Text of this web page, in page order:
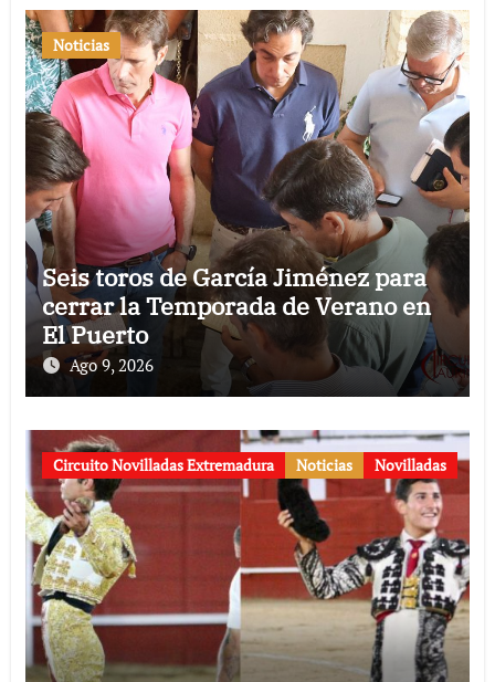
Noticias
Seis toros de García Jiménez para
cerrar la Temporada de Verano en
El Puerto
Ago 9, 2026
Circuito Novilladas Extremadura Noticias Novilladas